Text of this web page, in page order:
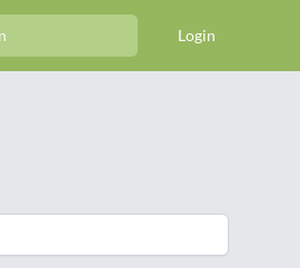
Login